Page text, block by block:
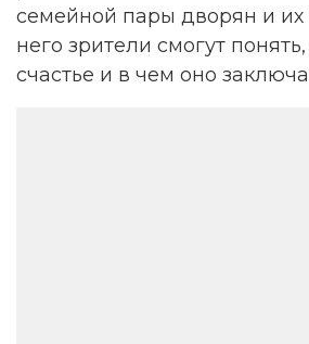
семейной пары дворян и их
него зрители смогут
счастье и в чем оно